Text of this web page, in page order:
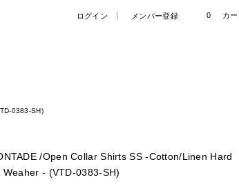
0 カ
ログイン メンバー登録
0383-SH)
/Open Collar Shirts SS -Cotton/Linen Hard
Weaher - (VTD-0383-SH)